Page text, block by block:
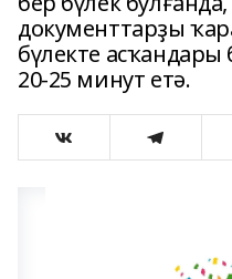
документтарҙы
бүлекте
20-25 минут етә.